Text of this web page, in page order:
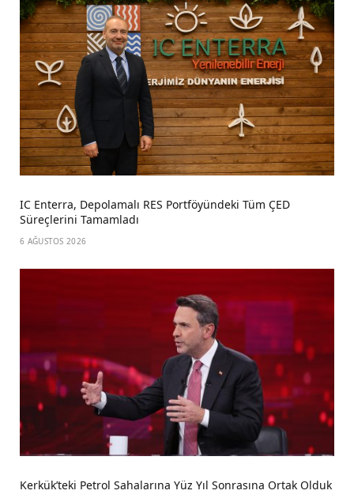
IC Enterra, Depolamalı RES Portföyündeki Tüm ÇED
Süreçlerini Tamamladı
6 AĞUSTOS 2026
Kerkük’teki Petrol Sahalarına Yüz Yıl Sonrasına Ortak Olduk